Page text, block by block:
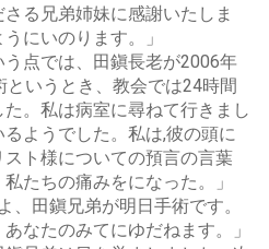
る兄弟姉妹に感謝いたしま
にいのります。」
点では、田鎭長老が2006年
というとき、教会では24時間
。私は病室に尋ねて行きまし
ようでした。私は,彼の頭に
ト様についての預言の言葉
たちの痛みをになった。」
、田鎭兄弟が明日手術です。
なたのみてにゆだねます。」